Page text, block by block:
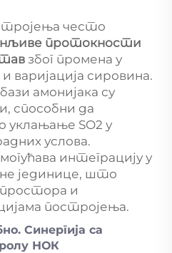
често
протокности
због промена у
варијација сировина.
амонијака су
способни да
уклањање SO2 у
услова.
интеграцију у
јединице, што
и
постројења.
Синергија са
НОК